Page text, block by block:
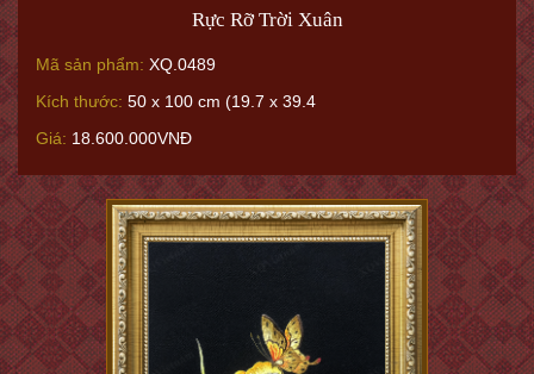
Rực Rỡ Trời Xuân
Mã sản phẩm: XQ.0489
Kích thước: 50 x 100 cm (19.7 x 39.4
Giá: 18.600.000VNĐ